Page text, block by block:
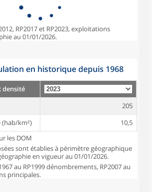
RP2017 et RP2023, exploitations
au 01/01/2026.
en historique depuis 1968
densité
205
(hab/km²)
10,5
les DOM
sont établies à périmètre géographique
en vigueur au 01/01/2026.
au RP1999 dénombrements, RP2007 au
principales.